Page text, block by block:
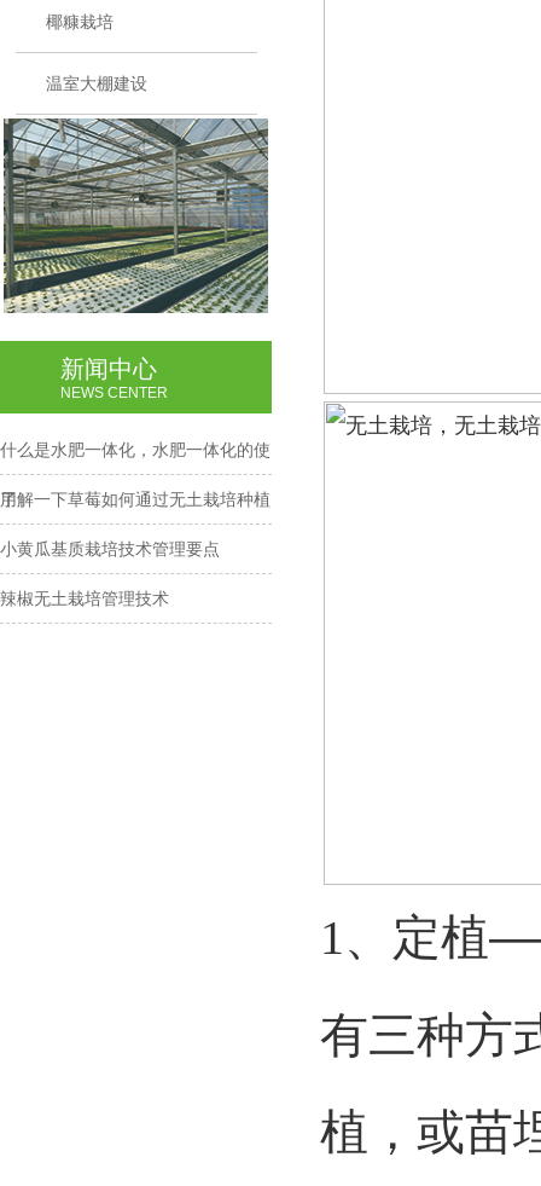
椰糠栽培
温室大棚建设
新闻中心
NEWS CENTER
什么是水肥一体化，水肥一体化的使
用
了解一下草莓如何通过无土栽培种植
小黄瓜基质栽培技术管理要点
辣椒无土栽培管理技术
1、定植
有三种方
植，或苗